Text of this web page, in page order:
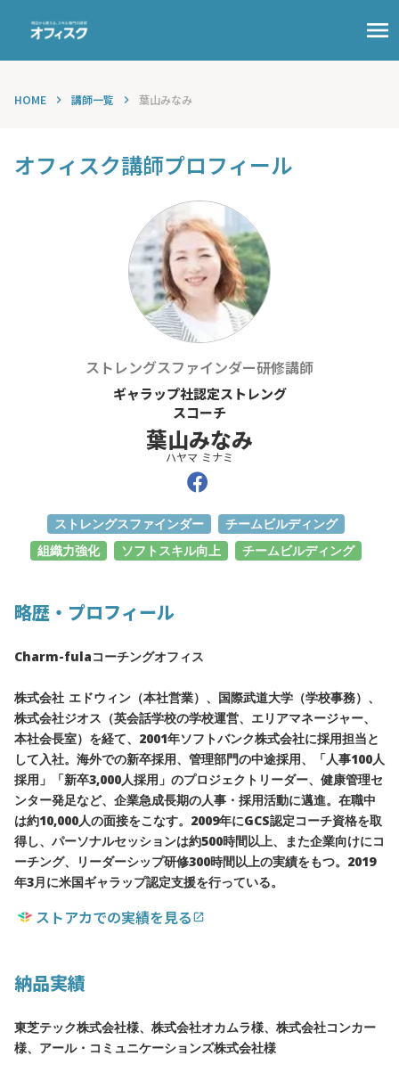
HOME keyboard_arrow_right 講師一覧 keyboard_arrow_right 葉山みなみ
オフィスク講師プロフィール
ストレングスファインダー研修講師
ギャラップ社認定ストレング
スコーチ
葉山みなみ
ハヤマ ミナミ
ストレングスファインダー
チームビルディング
組織力強化
ソフトスキル向上 チームビルディング
略歴・プロフィール
Charm-fulaコーチングオフィス
株式会社 エドウィン（本社営業）、国際武道大学（学校事務）、
株式会社ジオス（英会話学校の学校運営、エリアマネージャー、
本社会長室）を経て、2001年ソフトバンク株式会社に採用担当と
して入社。海外での新卒採用、管理部門の中途採用、「人事100人
採用」「新卒3,000人採用」のプロジェクトリーダー、健康管理セ
ンター発足など、企業急成長期の人事・採用活動に邁進。在職中
は約10,000人の面接をこなす。2009年にGCS認定コーチ資格を取
得し、パーソナルセッションは約500時間以上、また企業向けにコ
ーチング、リーダーシップ研修300時間以上の実績をもつ。2019
年3月に米国ギャラップ認定支援を行っている。
ストアカでの実績を見る open_in_new
納品実績
東芝テック株式会社様、株式会社オカムラ様、株式会社コンカー
様、アール・コミュニケーションズ株式会社様
menu